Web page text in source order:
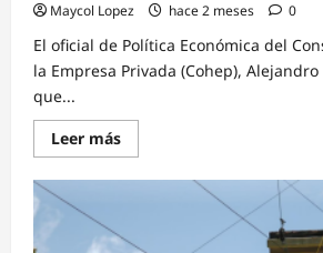
Maycol Lopez hace 2 meses 0
El oficial de Política Económica del
la Empresa Privada (Cohep),
que...
Leer másRead
more
Cortes
cuestan
1,200